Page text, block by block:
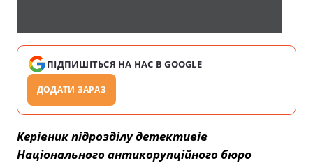
ПІДПИШІТЬСЯ НА НАС В GOOGLE
ДОДАТИ ЗАРАЗ
Керівник підрозділу детективів
Національного антикорупційного бюро